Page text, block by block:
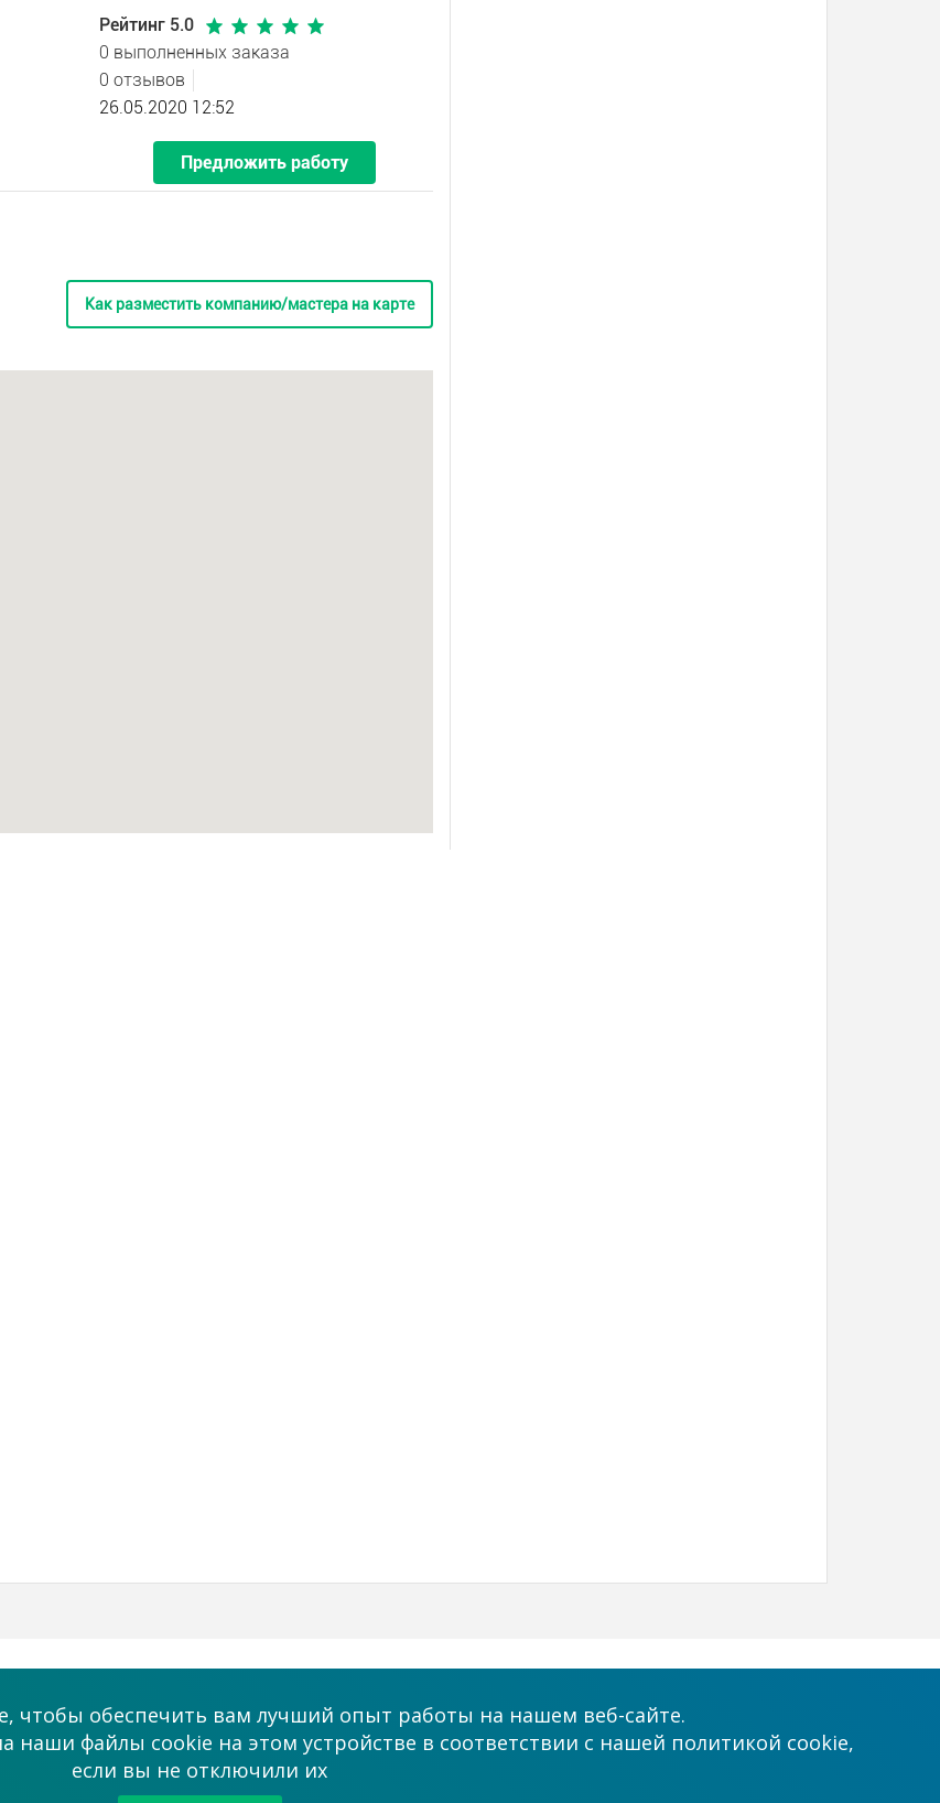
Рейтинг 5.0
0 выполненных заказа
0 отзывов
26.05.2020 12:52
Предложить работу
Как разместить компанию/мастера на карте
Платные услуги
Сотрудничество
admin@allmaster.com.ua
чтобы обеспечить вам лучший опыт работы на нашем веб-сайте.
наши файлы cookie на этом устройстве в соответствии с нашей политикой cookie,
если вы не отключили их